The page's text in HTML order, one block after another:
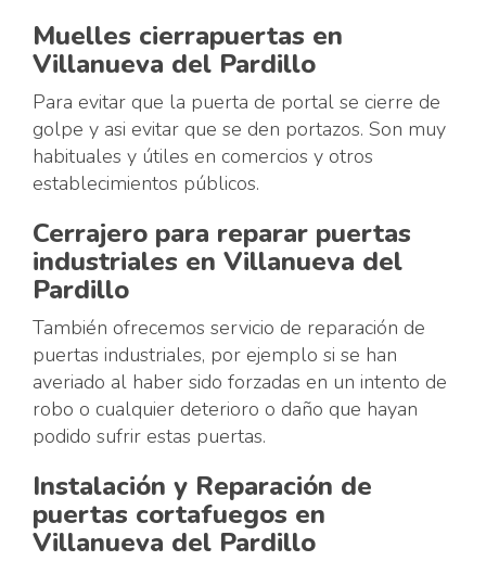
Muelles cierrapuertas en
Villanueva del Pardillo
Para evitar que la puerta de portal se cierre de
golpe y asi evitar que se den portazos. Son muy
habituales y útiles en comercios y otros
establecimientos públicos.
Cerrajero para reparar puertas
industriales en Villanueva del
Pardillo
También ofrecemos servicio de reparación de
puertas industriales, por ejemplo si se han
averiado al haber sido forzadas en un intento de
robo o cualquier deterioro o daño que hayan
podido sufrir estas puertas.
Instalación y Reparación de
puertas cortafuegos en
Villanueva del Pardillo